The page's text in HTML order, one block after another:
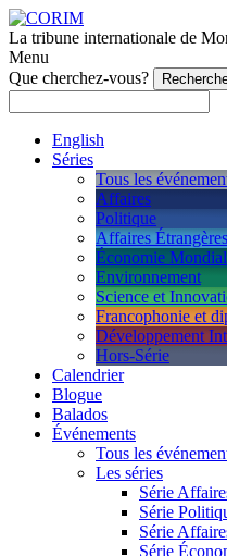
La tribune internationale de
Menu
Que cherchez-vous?
English
Séries
Tous les
Affaires
Politique
Affaires Étrangères
Économie
Environnement
Science et
Francophonie et
Développement
Hors-Série
Calendrier
Blogue
Balados
Événements
Tous les
Les séries
Série
Série
Série
Série